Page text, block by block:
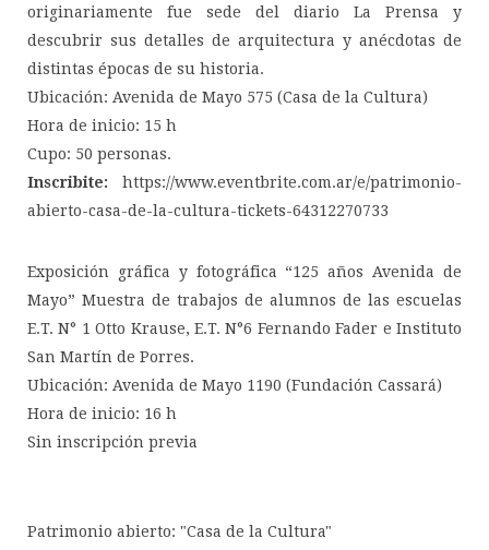
originariamente fue sede del diario La Prensa y
descubrir sus detalles de arquitectura y anécdotas de
distintas épocas de su historia.
Ubicación: Avenida de Mayo 575 (Casa de la Cultura)
Hora de inicio: 15 h
Cupo: 50 personas.
Inscribite: https://www.eventbrite.com.ar/e/patrimonio-
abierto-casa-de-la-cultura-tickets-64312270733
Exposición gráfica y fotográfica “125 años Avenida de
Mayo” Muestra de trabajos de alumnos de las escuelas
E.T. N° 1 Otto Krause, E.T. N°6 Fernando Fader e Instituto
San Martín de Porres.
Ubicación: Avenida de Mayo 1190 (Fundación Cassará)
Hora de inicio: 16 h
Sin inscripción previa
Patrimonio abierto: "Casa de la Cultura"